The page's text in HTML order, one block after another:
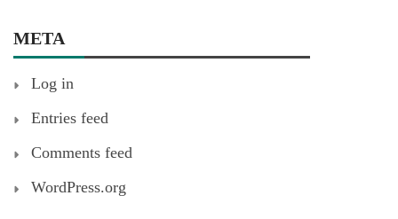
META
Log in
Entries feed
Comments feed
WordPress.org